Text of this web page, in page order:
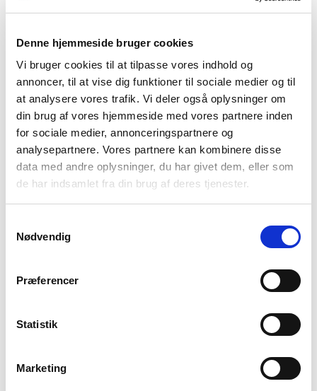
Denne hjemmeside bruger cookies
Vi bruger cookies til at tilpasse vores indhold og
annoncer, til at vise dig funktioner til sociale medier og til
at analysere vores trafik. Vi deler også oplysninger om
din brug af vores hjemmeside med vores partnere inden
for sociale medier, annonceringspartnere og
analysepartnere. Vores partnere kan kombinere disse
data med andre oplysninger, du har givet dem, eller som
de har indsamlet fra din brug af deres tjenester.
Nødvendig
Præferencer
Statistik
Marketing
Udskolingen og gymnasial uddannelse
I udskolingen og puberteten begynder mange med
autisme at mærke, at de afviger mere fra deres
jævnaldrende. Det bliver ofte også tydeligt, hvis
barnet fortsætter på en gymnasial uddannelse. Her
sker der nemlig en stor udvikling i sociale krav. Det
kan være en stor udfordring for nogle autister. Mange
har svært ved at spejle sig i eller forstå sine
klassekammerater.
Udfordringer i det tidlige voksenliv
Hvis en person med autisme ikke er blevet
kan det være, at man først bliver opmærksom på sin
der krav til uddannelse, som måske kan være svær at
gennemføre. Man flytter måske hjemmefra, eller får et